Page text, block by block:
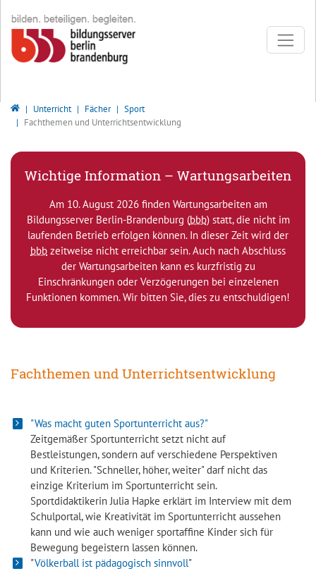
Bildungsserver Berlin - Brandenburg
Unterricht Fächer
Sport
Fachthemen und Unterrichtsentwicklung
Wichtige Information – Wartungsarbeiten
Am 10. August 2026 finden Wartungsarbeiten am
Bildungsserver Berlin-Brandenburg (bbb) statt, die nicht im
laufenden Betrieb erfolgen können. In dieser Zeit wird der
bbb zeitweise nicht erreichbar sein. Auch nach Abschluss
der Wartungsarbeiten kann es kurzfristig zu
Einschränkungen oder Verzögerungen bei einzelenen
Funktionen kommen. Wir bitten Sie, dies zu entschuldigen!
Fachthemen und Unterrichtsentwicklung
"Was macht guten Sportunterricht aus?"
Zeitgemäßer Sportunterricht setzt nicht auf
Bestleistungen, sondern auf verschiedene Perspektiven
und Kriterien. "Schneller, höher, weiter" darf nicht das
einzige Kriterium im Sportunterricht sein.
Sportdidaktikerin Julia Hapke erklärt im Interview mit dem
Schulportal, wie Kreativität im Sportunterricht aussehen
kann und wie auch weniger sportaffine Kinder sich für
Bewegung begeistern lassen können.
"Völkerball ist pädagogisch sinnvoll"